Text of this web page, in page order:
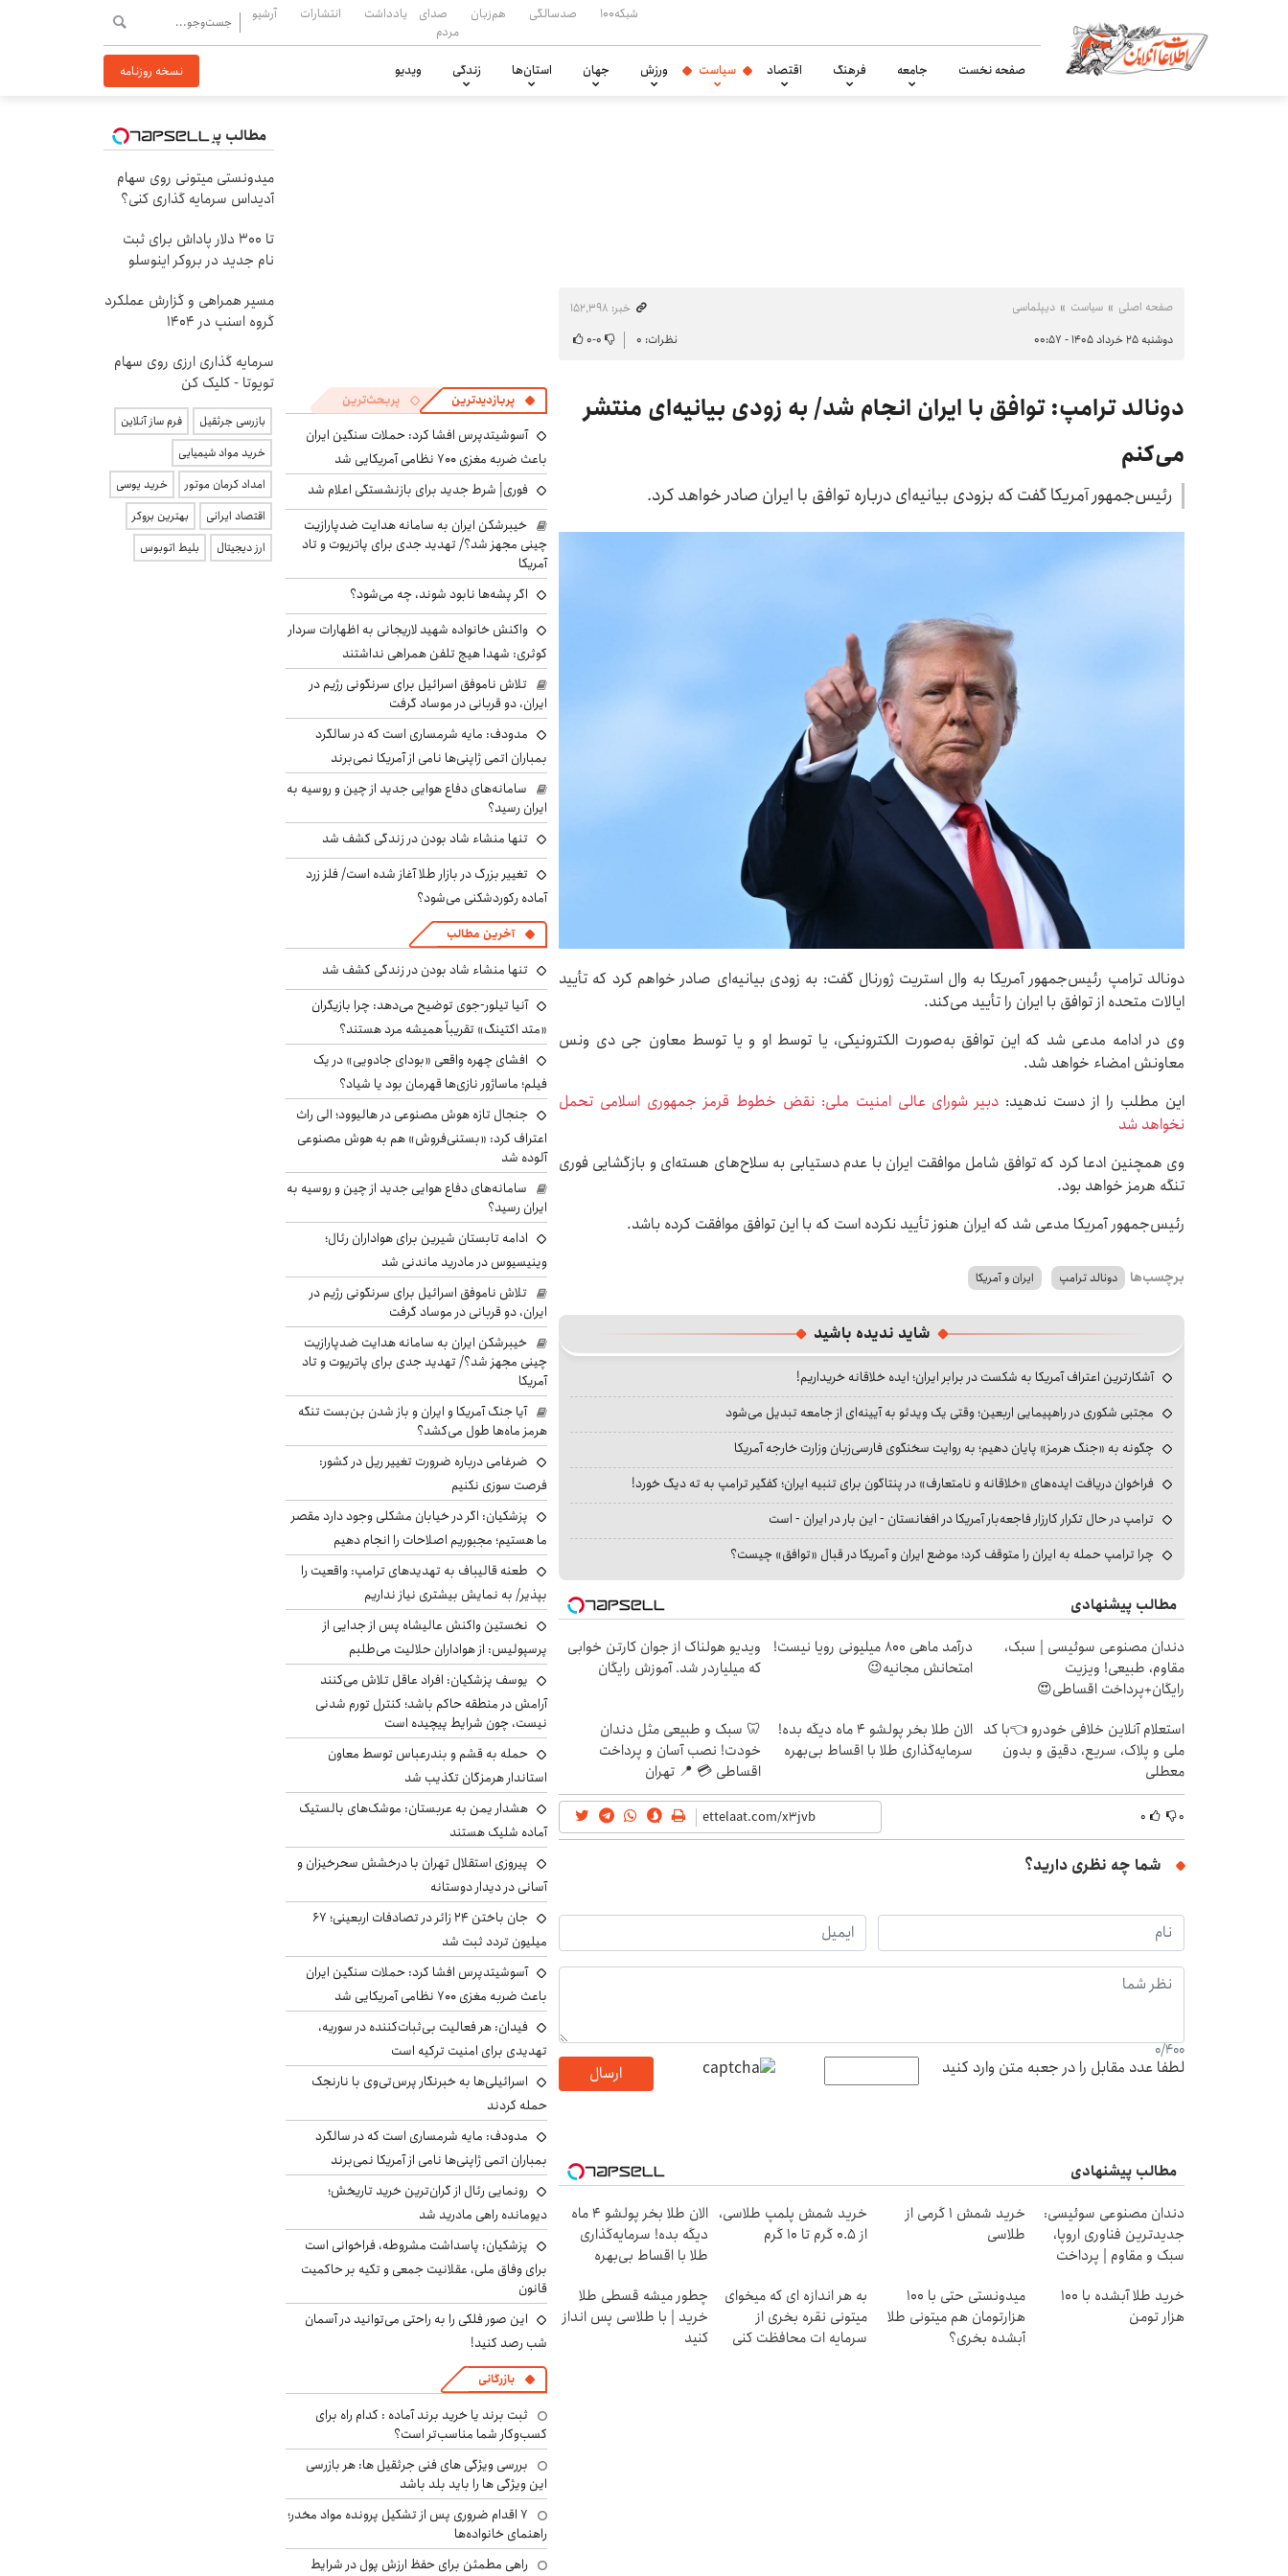
شبکه۱۰۰ صدسالگی هم‌زبان
صدای
مردم
یادداشت انتشارات آرشیو
صفحه نخست جامعه فرهنگ اقتصاد سیاست ورزش جهان استان‌ها زندگی ویدیو نسخه روزنامه
صفحه اصلی سیاست دیپلماسی
خبر: ۱۵۲٬۳۹۸
دوشنبه ۲۵ خرداد ۱۴۰۵ - ۰۰:۵۷
نظرات: ۰ ۰-۰
دونالد ترامپ: توافق با ایران انجام شد/ به زودی بیانیه‌ای منتشر
می‌کنم
رئیس‌جمهور آمریکا گفت که بزودی بیانیه‌ای درباره توافق با ایران صادر خواهد کرد.
دونالد ترامپ رئیس‌جمهور آمریکا به وال استریت ژورنال گفت: به زودی بیانیه‌ای صادر خواهم کرد که تأیید
ایالات متحده از توافق با ایران را تأیید می‌کند.
وی در ادامه مدعی شد که این توافق به‌صورت الکترونیکی، یا توسط او و یا توسط معاون جی دی ونس
معاونش امضاء خواهد شد.
این مطلب را از دست ندهید: دبیر شورای عالی امنیت ملی:‏ نقض خطوط قرمز جمهوری اسلامی تحمل
نخواهد شد
وی همچنین ادعا کرد که توافق شامل موافقت ایران با عدم دستیابی به سلاح‌های هسته‌ای و بازگشایی فوری
تنگه هرمز خواهد بود.
رئیس‌جمهور آمریکا مدعی شد که ایران هنوز تأیید نکرده است که با این توافق موافقت کرده باشد.
برچسب‌ها دونالد ترامپ ایران و آمریکا
شاید ندیده باشید
آشکارترین اعتراف آمریکا به شکست در برابر ایران؛ ایده خلاقانه خریداریم!
مجتبی شکوری در راهپیمایی اربعین؛ وقتی یک ویدئو به آیینه‌ای از جامعه تبدیل می‌شود
چگونه به «جنگ هرمز» پایان دهیم؛ به روایت سخنگوی فارسی‌زبان وزارت خارجه آمریکا
فراخوان دریافت ایده‌های «خلاقانه و نامتعارف» در پنتاگون برای تنبیه ایران؛ کفگیر ترامپ به ته دیگ خورد!
ترامپ در حال تکرار کارزار فاجعه‌بار آمریکا در افغانستان - این بار در ایران - است
چرا ترامپ حمله به ایران را متوقف کرد؛ موضع ایران و آمریکا در قبال «توافق» چیست؟
مطالب پیشنهادی
دندان مصنوعی سوئیسی | سبک،
مقاوم، طبیعی! ویزیت
رایگان+پرداخت اقساطی😍
درآمد ماهی 800 میلیونی رویا نیست!
امتحانش مجانیه😉
ویدیو هولناک از جوان کارتن خوابی
که میلیاردر شد. آموزش رایگان
استعلام آنلاین خلافی خودرو 👈با کد
ملی و پلاک، سریع، دقیق و بدون
معطلی
الان طلا بخر پولشو 4 ماه دیگه بده!
سرمایه‌گذاری طلا با اقساط بی‌بهره
🦷 سبک و طبیعی مثل دندان
خودت! نصب آسان و پرداخت
اقساطی 💳 📍 تهران
۰ ۰
شما چه نظری دارید؟
0/400
لطفا عدد مقابل را در جعبه متن وارد کنید ارسال
مطالب پیشنهادی
دندان مصنوعی سوئیسی:
جدیدترین فناوری اروپا،
سبک و مقاوم | پرداخت
خرید شمش 1 گرمی از
طلاسی
خرید شمش پلمپ طلاسی،
از ۰.۵ گرم تا ۱۰ گرم
الان طلا بخر پولشو 4 ماه
دیگه بده! سرمایه‌گذاری
طلا با اقساط بی‌بهره
خرید طلا آبشده با 100
هزار تومن
میدونستی حتی با ۱۰۰
هزارتومان هم میتونی طلا
آبشده بخری؟
به هر اندازه ای که میخوای
میتونی نقره بخری از
سرمایه ات محافظت کنی
چطور میشه قسطی طلا
خرید | با طلاسی پس انداز
کنید
پربازدیدترین پربحث‌ترین
آسوشیتدپرس افشا کرد: حملات سنگین ایران
باعث ضربه مغزی ۷۰۰ نظامی آمریکایی شد
فوری| شرط جدید برای بازنشستگی اعلام شد
خیبرشکن ایران به سامانه هدایت ضدپارازیت
چینی مجهز شد؟/ تهدید جدی برای پاتریوت و تاد
آمریکا
اگر پشه‌ها نابود شوند، چه می‌شود؟
واکنش خانواده شهید لاریجانی به اظهارات سردار
کوثری: شهدا هیچ تلفن همراهی نداشتند
تلاش ناموفق اسرائیل برای سرنگونی رژیم در
ایران، دو قربانی در موساد گرفت
مدودف: مایه شرمساری است که در سالگرد
بمباران اتمی ژاپنی‌ها نامی از آمریکا نمی‌برند
سامانه‌های دفاع هوایی جدید از چین و روسیه به
ایران رسید؟
تنها منشاء شاد بودن در زندگی کشف شد
تغییر بزرگ در بازار طلا آغاز شده است/ فلز زرد
آماده رکوردشکنی می‌شود؟
آخرین مطالب
تنها منشاء شاد بودن در زندگی کشف شد
آنیا تیلور-جوی توضیح می‌دهد: چرا بازیگران
«متد اکتینگ» تقریباً همیشه مرد هستند؟
افشای چهره واقعی «بودای جادویی» در یک
فیلم؛ ماساژور نازی‌ها قهرمان بود یا شیاد؟
جنجال تازه هوش مصنوعی در هالیوود؛ الی راث
اعتراف کرد: «بستنی‌فروش» هم به هوش مصنوعی
آلوده شد
سامانه‌های دفاع هوایی جدید از چین و روسیه به
ایران رسید؟
ادامه تابستان شیرین برای هواداران رئال؛
وینیسیوس در مادرید ماندنی شد
تلاش ناموفق اسرائیل برای سرنگونی رژیم در
ایران، دو قربانی در موساد گرفت
خیبرشکن ایران به سامانه هدایت ضدپارازیت
چینی مجهز شد؟/ تهدید جدی برای پاتریوت و تاد
آمریکا
آیا جنگ آمریکا و ایران و باز شدن بن‌بست تنگه
هرمز ماه‌ها طول می‌کشد؟
ضرغامی درباره ضرورت تغییر ریل در کشور:
فرصت سوزی نکنیم
پزشکیان: اگر در خیابان مشکلی وجود دارد مقصر
ما هستیم؛ مجبوریم اصلاحات را انجام دهیم
طعنه قالیباف به تهدیدهای ترامپ: واقعیت را
بپذیر/ به نمایش بیشتری نیاز نداریم
نخستین واکنش عالیشاه پس از جدایی از
پرسپولیس: از هواداران حلالیت می‌طلبم
یوسف پزشکیان: افراد عاقل تلاش می‌کنند
آرامش در منطقه حاکم باشد؛ کنترل تورم شدنی
نیست، چون شرایط پیچیده است
حمله به قشم و بندرعباس توسط معاون
استاندار هرمزگان تکذیب شد
هشدار یمن به عربستان: موشک‌های بالستیک
آماده شلیک هستند
پیروزی استقلال تهران با درخشش سحرخیزان و
آسانی در دیدار دوستانه
جان باختن ۲۴ زائر در تصادفات اربعینی؛ ۶۷
میلیون تردد ثبت شد
آسوشیتدپرس افشا کرد: حملات سنگین ایران
باعث ضربه مغزی ۷۰۰ نظامی آمریکایی شد
فیدان: هر فعالیت بی‌ثبات‌کننده در سوریه،
تهدیدی برای امنیت ترکیه است
اسرائیلی‌ها به خبرنگار پرس‌تی‌وی با نارنجک
حمله کردند
مدودف: مایه شرمساری است که در سالگرد
بمباران اتمی ژاپنی‌ها نامی از آمریکا نمی‌برند
رونمایی رئال از گران‌ترین خرید تاریخش؛
دیومانده راهی مادرید شد
پزشکیان: پاسداشت مشروطه، فراخوانی است
برای وفاق ملی، عقلانیت جمعی و تکیه بر حاکمیت
قانون
این صور فلکی را به راحتی می‌توانید در آسمان
شب رصد کنید!
بازرگانی
ثبت برند یا خرید برند آماده : کدام راه برای
کسب‌وکار شما مناسب‌تر است؟
بررسی ویژگی های فنی جرثقیل ها: هر بازرسی
این ویژگی ها را باید بلد باشد
۷ اقدام ضروری پس از تشکیل پرونده مواد مخدر؛
راهنمای خانواده‌ها
راهی مطمئن برای حفظ ارزش پول در شرایط
مطالب پیشنهادی
میدونستی میتونی روی سهام
آدیداس سرمایه گذاری کنی؟
تا ۳۰۰ دلار پاداش برای ثبت
نام جدید در بروکر اینوسلو
مسیر همراهی و گزارش عملکرد
گروه اسنپ در ۱۴۰۴
سرمایه گذاری ارزی روی سهام
تویوتا - کلیک کن
بازرسی جرثقیل
فرم ساز آنلاین
خرید مواد شیمیایی
امداد کرمان موتور
خرید یوسی
اقتصاد ایرانی
بهترین بروکر
ارز دیجیتال
بلیط اتوبوس